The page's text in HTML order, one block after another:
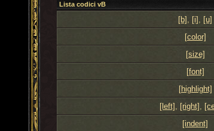
Lista codici vB
[b] , [i] , [u]
[color]
[size]
[font]
[highlight]
[left] , [right] ,
[indent]